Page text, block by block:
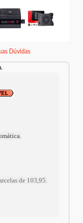
Dúvidas
de 103,95.